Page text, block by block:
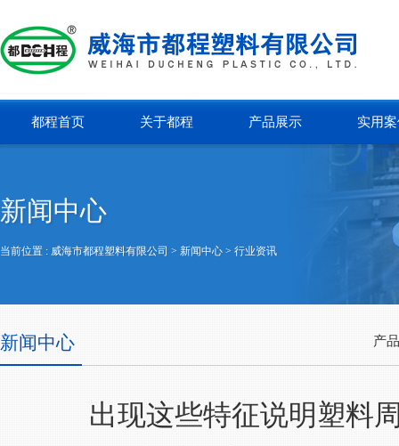
都程首页 关于都程 产品展示 实用
新闻中心
当前位置 : 威海市都程塑料有限公司 > 新闻中心 > 行业资讯
新闻中心 产
出现这些特征说明塑料